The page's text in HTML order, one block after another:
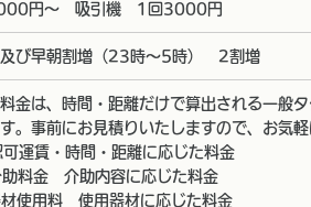
円～ 吸引機 1回3000円
び早朝割増（23時～5時） 2割増
金は、時間・距離だけで算出される一般
。事前にお見積りいたしますので、お気軽
運賃・時間・距離に応じた料金
助料金 介助内容に応じた料金
使用料 使用器材に応じた料金